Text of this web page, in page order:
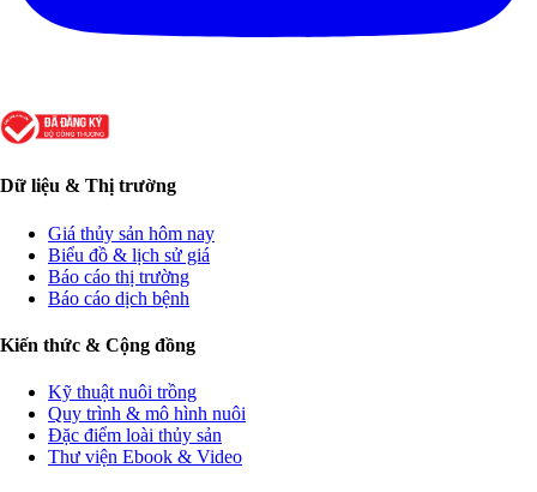
Dữ liệu & Thị trường
Giá thủy sản hôm nay
Biểu đồ & lịch sử giá
Báo cáo thị trường
Báo cáo dịch bệnh
Kiến thức & Cộng đồng
Kỹ thuật nuôi trồng
Quy trình & mô hình nuôi
Đặc điểm loài thủy sản
Thư viện Ebook & Video